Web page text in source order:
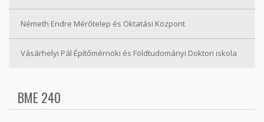
Németh Endre Mérőtelep és Oktatási Központ
Vásárhelyi Pál Építőmérnöki és Földtudományi Doktori iskola
BME 240